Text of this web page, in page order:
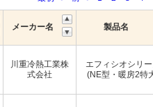
メーカー名 製品名
川重冷熱工業株
式会社
エフィシオシリ
(NE型・暖房2特